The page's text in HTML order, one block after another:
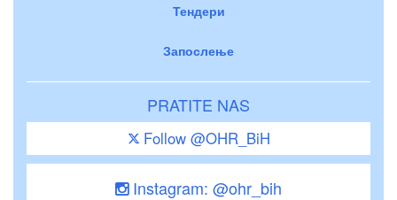
Тендери
Запослење
PRATITE NAS
Follow @OHR_BiH
Instagram: @ohr_bih